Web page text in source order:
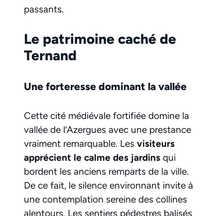
passants.
Le patrimoine caché de
Ternand
Une forteresse dominant la vallée
Cette cité médiévale fortifiée domine la
vallée de l’Azergues avec une prestance
vraiment remarquable. Les visiteurs
apprécient le calme des jardins qui
bordent les anciens remparts de la ville.
De ce fait, le silence environnant invite à
une contemplation sereine des collines
alentours. Les sentiers pédestres balisés